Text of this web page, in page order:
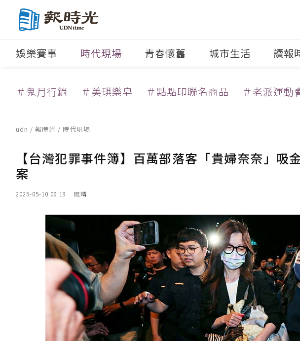
娛樂賽事 時代現場 青春懷舊 城市生活 讀報
＃鬼月行銷 ＃美琪樂皂 ＃點點印聯名商品 ＃老派運動
udn / 報時光 / 時代現場
【台灣犯罪事件簿】百萬部落客「貴婦奈奈」吸
案
2025-05-10 09:19 既晴